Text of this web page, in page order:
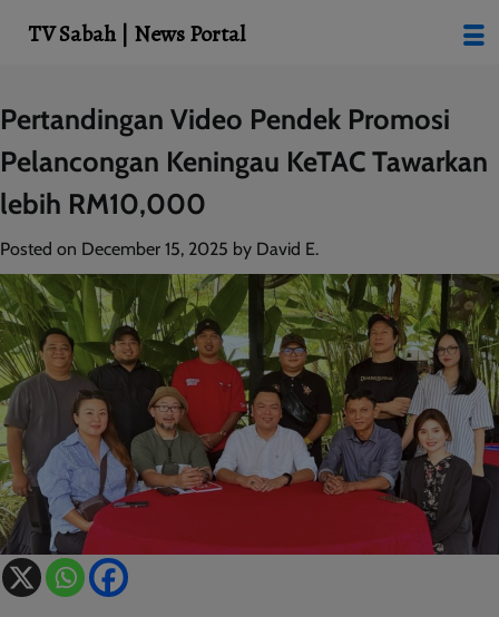
Skip
to
content
Pertandingan Video Pendek Promosi
Pelancongan Keningau KeTAC Tawarkan
lebih RM10,000
Posted on December 15, 2025 by David E.
TV Sabah | News Portal